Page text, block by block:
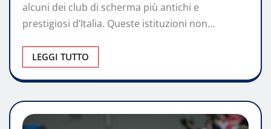
alcuni dei club di scherma più antichi e
prestigiosi d’Italia. Queste istituzioni non…
LEGGI TUTTO